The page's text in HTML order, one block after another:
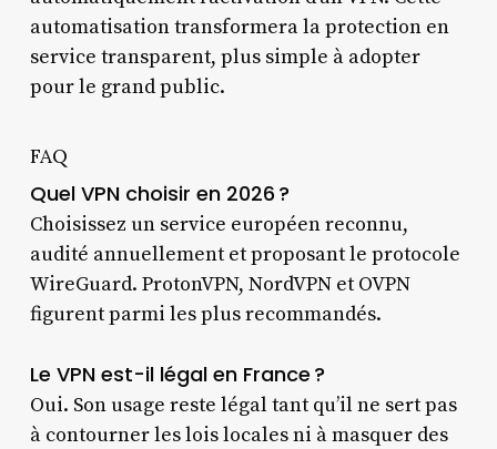
automatisation transformera la protection en
service transparent, plus simple à adopter
pour le grand public.
FAQ
Quel VPN choisir en 2026 ?
Choisissez un service européen reconnu,
audité annuellement et proposant le protocole
WireGuard. ProtonVPN, NordVPN et OVPN
figurent parmi les plus recommandés.
Le VPN est-il légal en France ?
Oui. Son usage reste légal tant qu’il ne sert pas
à contourner les lois locales ni à masquer des